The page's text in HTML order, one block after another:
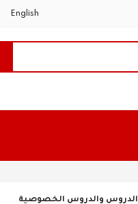
English
الدروس والدروس الخصوصية